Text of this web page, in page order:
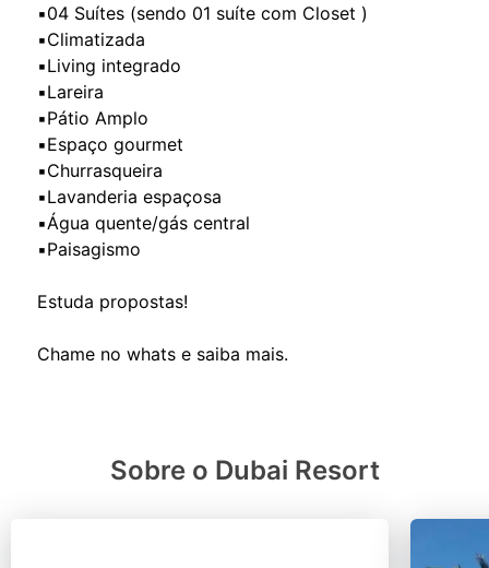
▪️04 Suítes (sendo 01 suíte com Closet )
▪️Climatizada
▪️Living integrado
▪️Lareira
▪️Pátio Amplo
▪️Espaço gourmet
▪️Churrasqueira
▪️Lavanderia espaçosa
▪️Água quente/gás central
▪️Paisagismo
Estuda propostas!
Sobre o Dubai Resort